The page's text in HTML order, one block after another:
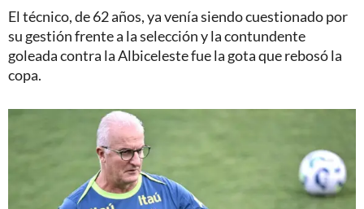
El técnico, de 62 años, ya venía siendo cuestionado por
su gestión frente a la selección y la contundente
goleada contra la Albiceleste fue la gota que rebosó la
copa.